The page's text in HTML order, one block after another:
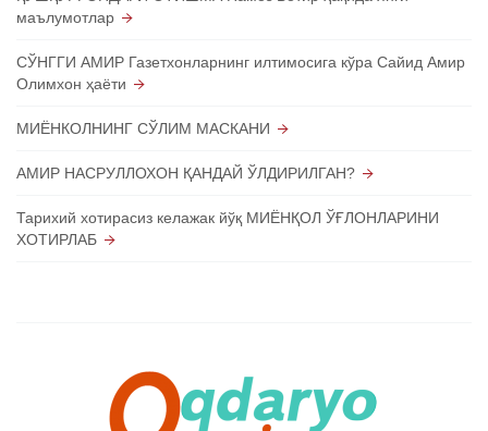
маълумотлар
СЎНГГИ АМИР Газетхонларнинг илтимосига кўра Сайид Амир
Олимхон ҳаёти
МИЁНКОЛНИНГ СЎЛИМ МАСКАНИ
АМИР НАСРУЛЛОХОН ҚАНДАЙ ЎЛДИРИЛГАН?
Тарихий хотирасиз келажак йўқ МИЁНҚОЛ ЎҒЛОНЛАРИНИ
ХОТИРЛАБ